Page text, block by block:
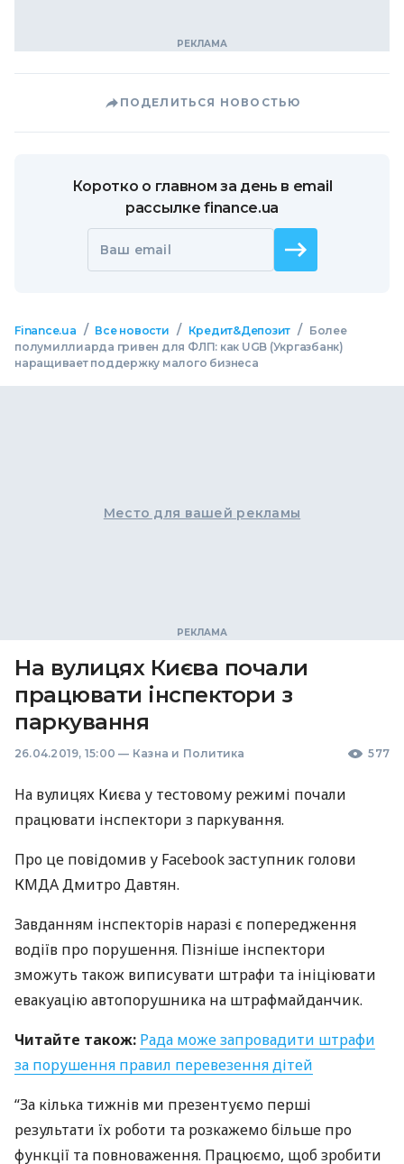
ПОДЕЛИТЬСЯ НОВОСТЬЮ
Коротко о главном за день в email
рассылке finance.ua
Ваш email
Finance.ua / Все новости / Кредит&Депозит /
Более
полумиллиарда гривен для ФЛП: как UGB (Укргазбанк)
наращивает поддержку малого бизнеса
Место для вашей рекламы
На вулицях Києва почали
працювати інспектори з
паркування
26.04.2019, 15:00 — Казна и Политика 577
На вулицях Києва у тестовому режимі почали
працювати інспектори з паркування.
Про це повідомив у Facebook заступник голови
КМДАДмитро Давтян.
Завданням інспекторів наразі є попередження
водіїв про порушення. Пізніше інспектори
зможуть також виписувати штрафи та ініціювати
евакуацію автопорушника на штрафмайданчик.
Читайте також: Рада може запровадити штрафи
за порушення правил перевезення дітей
“За кілька тижнів ми презентуємо перші
результати їх роботи та розкажемо більше про
функції та повноваження. Працюємо, щоб зробити